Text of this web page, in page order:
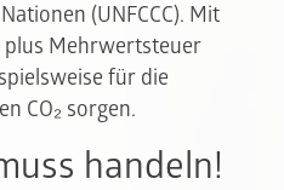
(UNFCCC). Mit
Mehrwertsteuer
für die
CO₂ sorgen.
handeln!